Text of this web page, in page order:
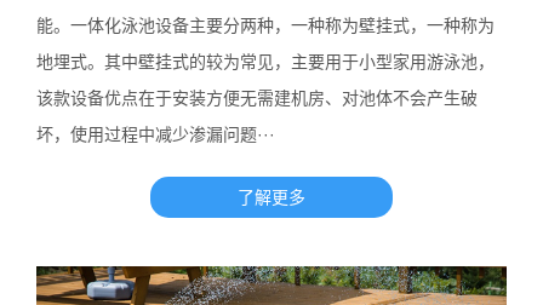
能。一体化泳池设备主要分两种，一种称为壁挂式，一种称为
地埋式。其中壁挂式的较为常见，主要用于小型家用游泳池，
该款设备优点在于安装方便无需建机房、对池体不会产生破
坏，使用过程中减少渗漏问题···
了解更多